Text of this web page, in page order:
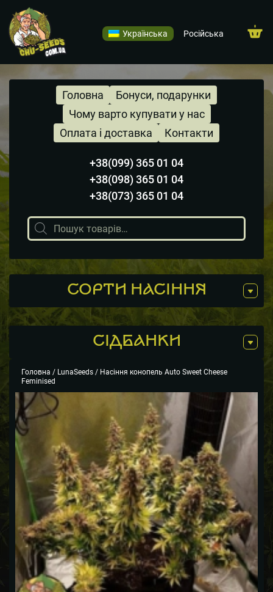
Українська Російська
Головна
Чому варто купувати у нас
Бонуси, подарунки
Оплата і доставка Контакти
+38(099) 365 01 04
+38(098) 365 01 04
+38(073) 365 01 04
Пошук
товарів
СОРТИ НАСІННЯ
СIДБАНКИ
Головна / LunaSeeds / Насіння конопель Auto Sweet Cheese
Feminised